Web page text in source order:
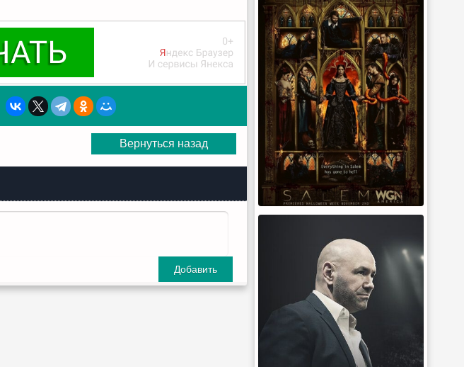
Вернуться назад
Добавить